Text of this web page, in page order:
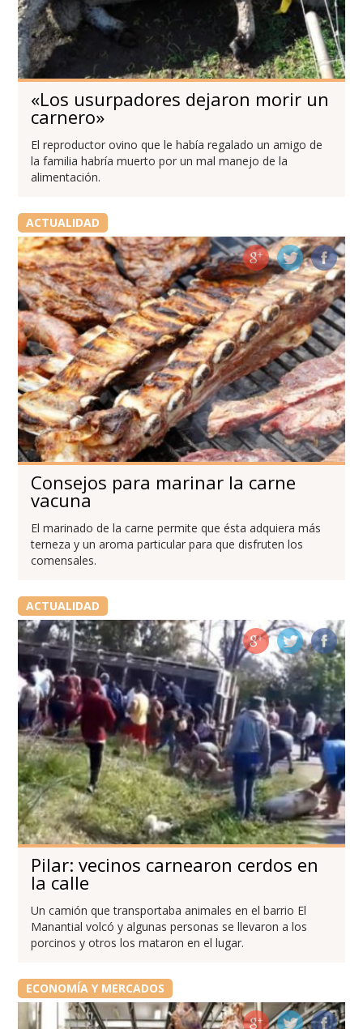
«Los usurpadores dejaron morir un
carnero»
El reproductor ovino que le había regalado un amigo de
la familia habría muerto por un mal manejo de la
alimentación.
ACTUALIDAD
Consejos para marinar la carne
vacuna
El marinado de la carne permite que ésta adquiera más
terneza y un aroma particular para que disfruten los
comensales.
ACTUALIDAD
Pilar: vecinos carnearon cerdos en
la calle
Un camión que transportaba animales en el barrio El
Manantial volcó y algunas personas se llevaron a los
porcinos y otros los mataron en el lugar.
ECONOMÍA Y MERCADOS